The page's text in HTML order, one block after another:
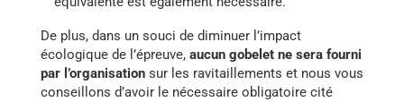
De plus, dans un souci de diminuer l’impact
écologique de l’épreuve, aucun gobelet ne sera fourni
par l’organisation sur les ravitaillements et nous vous
conseillons d’avoir le nécessaire obligatoire cité